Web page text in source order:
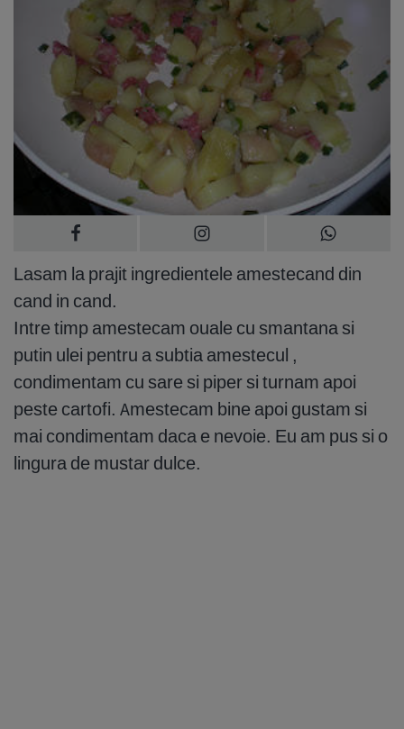
Lasam la prajit ingredientele amestecand din
cand in cand.
Intre timp amestecam ouale cu smantana si
putin ulei pentru a subtia amestecul ,
condimentam cu sare si piper si turnam apoi
peste cartofi. Amestecam bine apoi gustam si
mai condimentam daca e nevoie. Eu am pus si o
lingura de mustar dulce.